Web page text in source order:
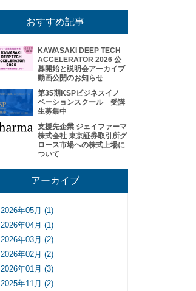
おすすめ記事
KAWASAKI DEEP TECH
ACCELERATOR 2026 公
募開始と説明会アーカイブ
動画公開のお知らせ
第35期KSPビジネスイノ
ベーションスクール 受講
生募集中
支援先企業 ジェイファーマ
株式会社 東京証券取引所グ
ロース市場への株式上場に
ついて
アーカイブ
2026年05月 (1)
2026年04月 (1)
2026年03月 (2)
2026年02月 (2)
2026年01月 (3)
2025年11月 (2)